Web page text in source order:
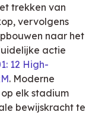
trekken van
vervolgens
naar het
actie
12 High-
. Moderne
elk stadium
bewijskracht te